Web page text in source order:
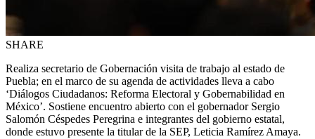
SHARE
Realiza secretario de Gobernación visita de trabajo al estado de
Puebla; en el marco de su agenda de actividades lleva a cabo
‘Diálogos Ciudadanos: Reforma Electoral y Gobernabilidad en
México’. Sostiene encuentro abierto con el gobernador Sergio
Salomón Céspedes Peregrina e integrantes del gobierno estatal,
donde estuvo presente la titular de la SEP, Leticia Ramírez Amaya.